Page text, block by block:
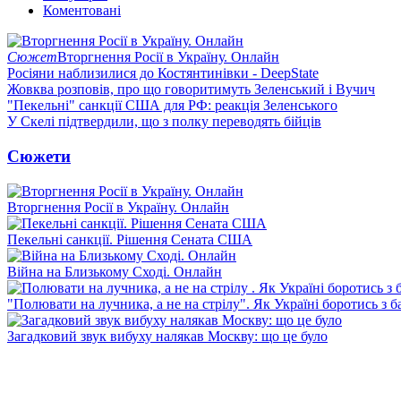
Коментовані
СюжетВторгнення Росії в Україну. Онлайн
Росіяни наблизилися до Костянтинівки - DeepState
Жовква розповів, про що говоритимуть Зеленський і Вучич
"Пекельні" санкції США для РФ: реакція Зеленського
У Скелі підтвердили, що з полку переводять бійців
Сюжети
Вторгнення Росії в Україну. Онлайн
Пекельні санкції. Рішення Сената США
Війна на Близькому Сході. Онлайн
"Полювати на лучника, а не на стрілу". Як Україні боротись з
Загадковий звук вибуху налякав Москву: що це було